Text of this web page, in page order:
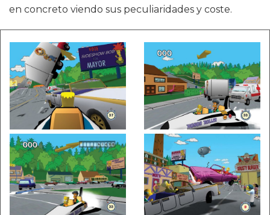
en concreto viendo sus peculiaridades y coste.